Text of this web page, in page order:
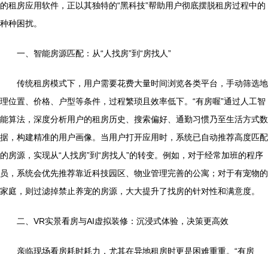
的租房应用软件，正以其独特的“黑科技”帮助用户彻底摆脱租房过程中的
种种困扰。
一、智能房源匹配：从“人找房”到“房找人”
传统租房模式下，用户需要花费大量时间浏览各类平台，手动筛选地
理位置、价格、户型等条件，过程繁琐且效率低下。“有房喔”通过人工智
能算法，深度分析用户的租房历史、搜索偏好、通勤习惯乃至生活方式数
据，构建精准的用户画像。当用户打开应用时，系统已自动推荐高度匹配
的房源，实现从“人找房”到“房找人”的转变。例如，对于经常加班的程序
员，系统会优先推荐靠近科技园区、物业管理完善的公寓；对于有宠物的
家庭，则过滤掉禁止养宠的房源，大大提升了找房的针对性和满意度。
二、VR实景看房与AI虚拟装修：沉浸式体验，决策更高效
亲临现场看房耗时耗力，尤其在异地租房时更是困难重重。“有房